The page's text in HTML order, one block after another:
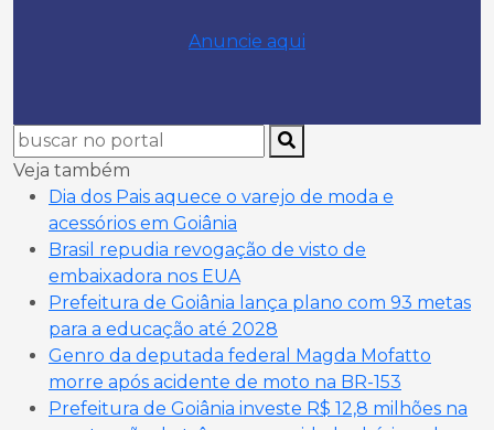
Anuncie aqui
Veja também
Dia dos Pais aquece o varejo de moda e
acessórios em Goiânia
Brasil repudia revogação de visto de
embaixadora nos EUA
Prefeitura de Goiânia lança plano com 93 metas
para a educação até 2028
Genro da deputada federal Magda Mofatto
morre após acidente de moto na BR-153
Prefeitura de Goiânia investe R$ 12,8 milhões na